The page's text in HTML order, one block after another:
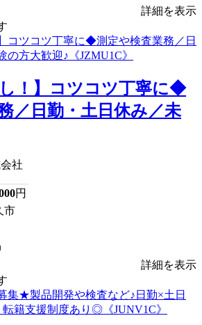
詳細を表示
し！】コツコツ丁寧に◆
／日勤・土日休み／未
社
円
市
詳細を表示